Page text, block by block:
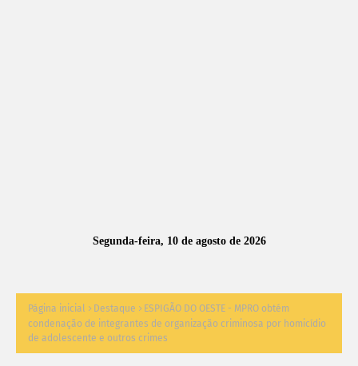
Segunda-feira, 10 de agosto de 2026
Página inicial Destaque
ESPIGÃO DO OESTE - MPRO obtém
condenação de integrantes de organização criminosa por homicídio
de adolescente e outros crimes